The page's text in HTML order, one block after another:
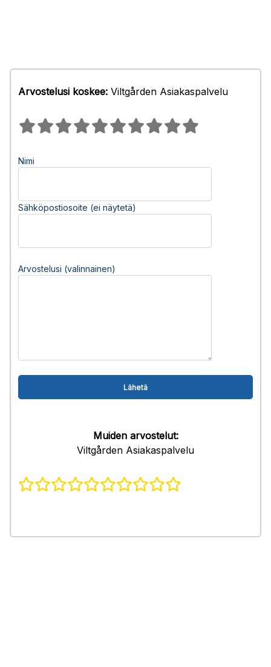
Arvostelusi koskee: Viltgården Asiakaspalvelu
Nimi
Sähköpostiosoite (ei näytetä)
Arvostelusi (valinnainen)
Muiden arvostelut:
Viltgården Asiakaspalvelu